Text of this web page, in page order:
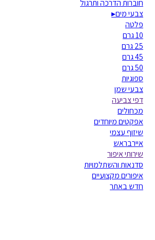
חוברות הדרכה ותרגול
צבעי מים▸
פלטה
10 גרם
25 גרם
45 גרם
50 גרם
ספוגיות
צבעי שמן
דפי צביעה
מכחולים
אפקטים מיוחדים
שיזוף עצמי
איירבראש
שירותי איפור
סדנאות והשתלמויות
איפורים מקצועיים
חדש באתר